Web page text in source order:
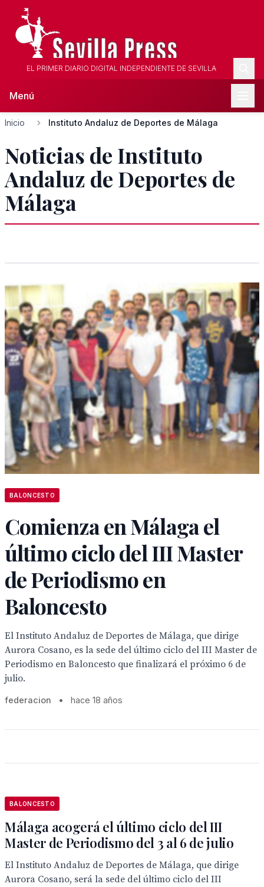
EL PRIMER DIARIO DIGITAL INDEPENDIENTE DE SEVILLA
Menú
Inicio Instituto Andaluz de Deportes de Málaga
Noticias de Instituto
Andaluz de Deportes de
Málaga
BALONCESTO
Comienza en Málaga el
último ciclo del III Master
de Periodismo en
Baloncesto
El Instituto Andaluz de Deportes de Málaga, que dirige
Aurora Cosano, es la sede del último ciclo del III Master de
Periodismo en Baloncesto que finalizará el próximo 6 de
julio.
federacion • hace 18 años
BALONCESTO
Málaga acogerá el último ciclo del III
Master de Periodismo del 3 al 6 de julio
El Instituto Andaluz de Deportes de Málaga, que dirige
Aurora Cosano, será la sede del último ciclo del III